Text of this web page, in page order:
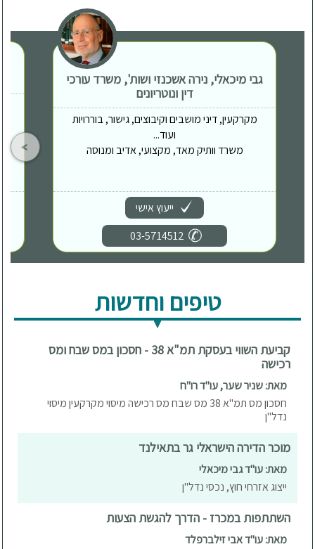
גבי מיכאלי, נירה אשכנזי ושות', משרד עורכי
דין ונוטריונים
מקרקעין, דיני מושבים וקיבוצים, גישור, בוררויות
ועוד...
משרד וותיק מאד, מקצועי, אדיב ומנוסה
ייעוץ אישי
03-5714512
טיפים וחדשות
קביעת השווי בעסקת תמ"א 38 - חסכון במס שבח ומס
רכישה
מאת: שניר שער, עו"ד רו"ח
חסכון מס תמ"א 38 מס שבח מס רכישה מיסוי מקרקעין מיסוי
נדל"ן
מוכר הדירה הישראלי גר בתאילנד
מאת: עו"ד גבי מיכאלי
ייצוג אזרחי חוץ, נכסי נדל"ן
השתתפות במכרז - הדרך להגשת הצעות
מאת: עו"ד אבי זילברפלד